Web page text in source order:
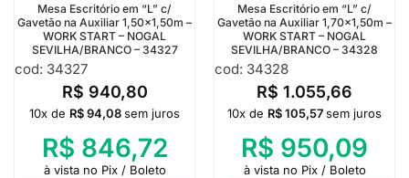
Mesa Escritório em “L” c/
Gavetão na Auxiliar 1,50×1,50m –
WORK START – NOGAL
SEVILHA/BRANCO – 34327
cod: 34327
R$ 940,80
10x de R$94,08sem juros
R$ 846,72
à vista no Pix / Boleto
Mesa Escritório em “L” c/
Gavetão na Auxiliar 1,70×1,50m –
WORK START – NOGAL
SEVILHA/BRANCO – 34328
cod: 34328
R$ 1.055,66
10x de R$105,57sem juros
R$ 950,09
à vista no Pix / Boleto